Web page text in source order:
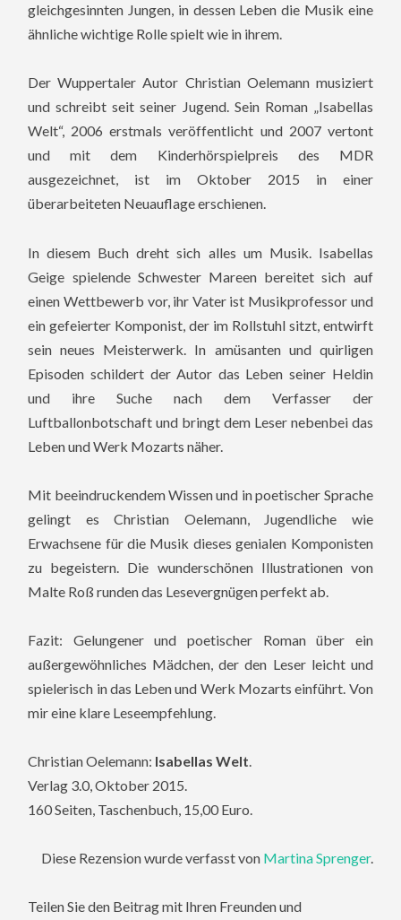
gleichgesinnten Jungen, in dessen Leben die Musik eine
ähnliche wichtige Rolle spielt wie in ihrem.
Der Wuppertaler Autor Christian Oelemann musiziert
und schreibt seit seiner Jugend. Sein Roman „Isabellas
Welt“, 2006 erstmals veröffentlicht und 2007 vertont
und mit dem Kinderhörspielpreis des MDR
ausgezeichnet, ist im Oktober 2015 in einer
überarbeiteten Neuauflage erschienen.
In diesem Buch dreht sich alles um Musik. Isabellas
Geige spielende Schwester Mareen bereitet sich auf
einen Wettbewerb vor, ihr Vater ist Musikprofessor und
ein gefeierter Komponist, der im Rollstuhl sitzt, entwirft
sein neues Meisterwerk. In amüsanten und quirligen
Episoden schildert der Autor das Leben seiner Heldin
und ihre Suche nach dem Verfasser der
Luftballonbotschaft und bringt dem Leser nebenbei das
Leben und Werk Mozarts näher.
Mit beeindruckendem Wissen und in poetischer Sprache
gelingt es Christian Oelemann, Jugendliche wie
Erwachsene für die Musik dieses genialen Komponisten
zu begeistern. Die wunderschönen Illustrationen von
Malte Roß runden das Lesevergnügen perfekt ab.
Fazit: Gelungener und poetischer Roman über ein
außergewöhnliches Mädchen, der den Leser leicht und
spielerisch in das Leben und Werk Mozarts einführt. Von
mir eine klare Leseempfehlung.
Christian Oelemann: Isabellas Welt.
Verlag 3.0, Oktober 2015.
160 Seiten, Taschenbuch, 15,00 Euro.
Diese Rezension wurde verfasst von Martina Sprenger.
Teilen Sie den Beitrag mit Ihren Freunden und